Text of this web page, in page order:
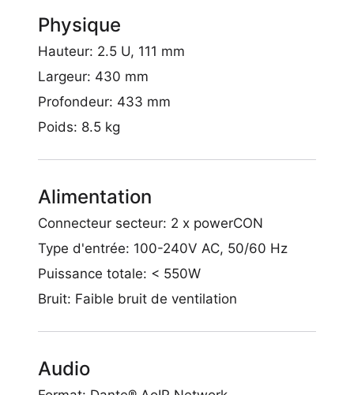
Physique
Hauteur: 2.5 U, 111 mm
Largeur: 430 mm
Profondeur: 433 mm
Poids: 8.5 kg
Alimentation
Connecteur secteur: 2 x powerCON
Type d'entrée: 100-240V AC, 50/60 Hz
Puissance totale: < 550W
Bruit: Faible bruit de ventilation
Audio